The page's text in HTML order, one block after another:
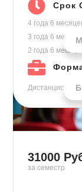
Срок
4 года 6
3 года 6
2 года 6 месяцев
Дистанционно
31000
за семестр